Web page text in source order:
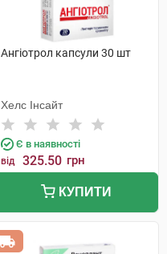
Ангіотрол капсули 30 шт
Хелс Інсайт
Є в наявності
від 325.50 грн
КУПИТИ